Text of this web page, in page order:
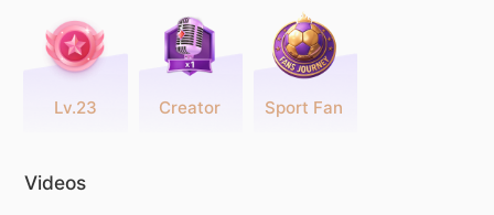
Lv.23 Creator Sport Fan
Videos